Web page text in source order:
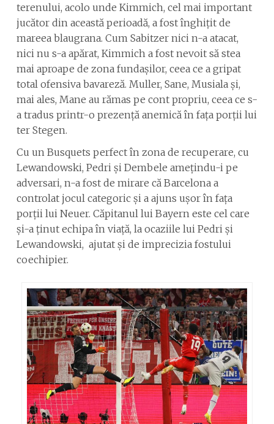
terenului, acolo unde Kimmich, cel mai important
jucător din această perioadă, a fost înghițit de
mareea blaugrana. Cum Sabitzer nici n-a atacat,
nici nu s-a apărat, Kimmich a fost nevoit să stea
mai aproape de zona fundașilor, ceea ce a gripat
total ofensiva bavareză. Muller, Sane, Musiala și,
mai ales, Mane au rămas pe cont propriu, ceea ce s-
a tradus printr-o prezență anemică în fața porții lui
ter Stegen.
Cu un Busquets perfect în zona de recuperare, cu
Lewandowski, Pedri și Dembele amețindu-i pe
adversari, n-a fost de mirare că Barcelona a
controlat jocul categoric și a ajuns ușor în fața
porții lui Neuer. Căpitanul lui Bayern este cel care
și-a ținut echipa în viață, la ocaziile lui Pedri și
Lewandowski, ajutat și de imprecizia fostului
coechipier.